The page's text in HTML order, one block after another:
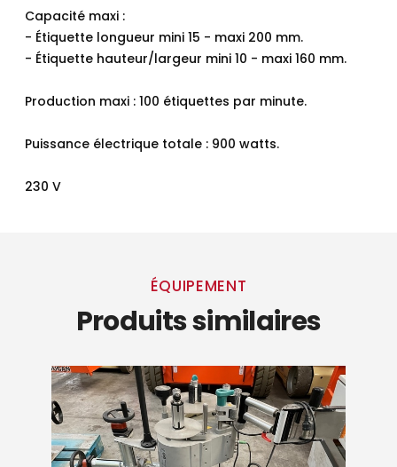
Capacité maxi :
- Étiquette longueur mini 15 - maxi 200 mm.
- Étiquette hauteur/largeur mini 10 - maxi 160 mm.
Production maxi : 100 étiquettes par minute.
Puissance électrique totale : 900 watts.
230 V
ÉQUIPEMENT
Produits similaires